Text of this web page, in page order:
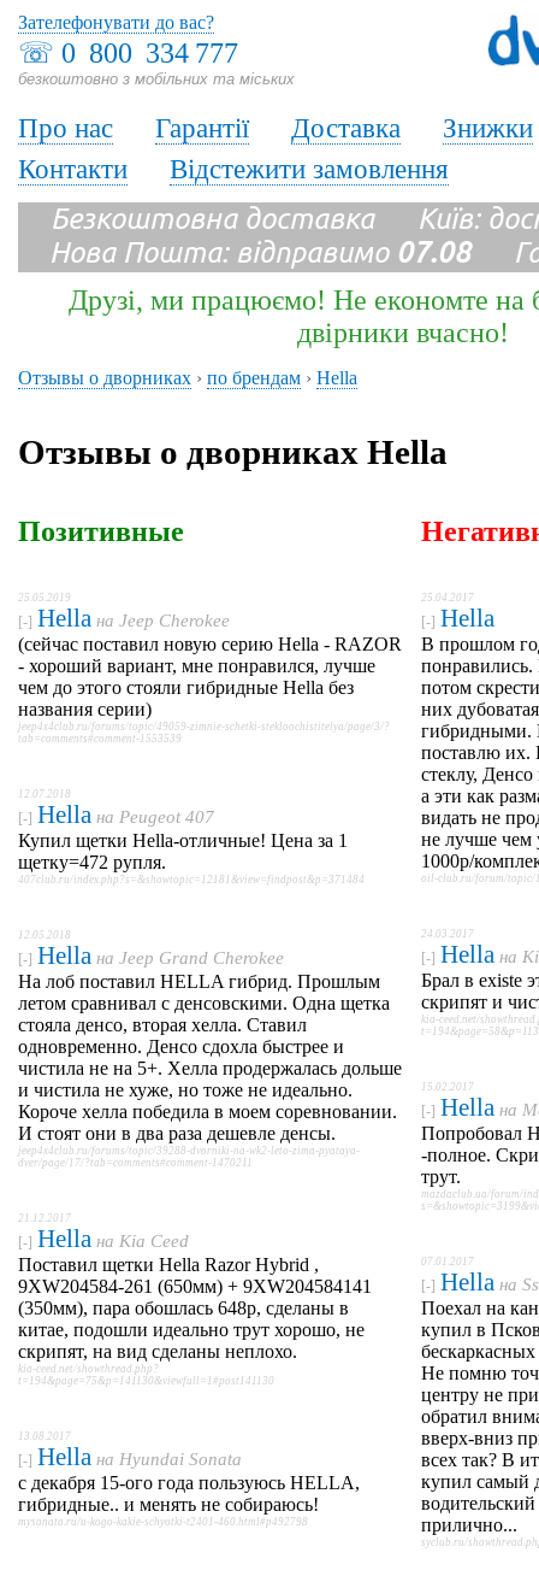
☏ 0 800 334 777
безкоштовно з мобільних та міських
Зателефонувати до вас?
Про нас Гарантії Доставка
Знижки
Контакти
Відстежити замовлення
Безкоштовна доставка Київ:
Нова Пошта: відправимо 07.08
Друзі, ми працюємо! Не економте на
двірники вчасно!
Отзывы о дворниках › по брендам › Hella
Отзывы о дворниках Hella
Позитивные
25.05.2019
[-] Hella на Jeep Cherokee
(сейчас поставил новую серию Hella - RAZOR
- хороший вариант, мне понравился, лучше
чем до этого стояли гибридные Hella без
названия серии)
jeep4x4club.ru/forums/topic/49059-zimnie-schetki-stekloochistitelya/page/3/?
tab=comments#comment-1553539
12.07.2018
[-] Hella на Peugeot 407
Купил щетки Hella-отличные! Цена за 1
щетку=472 рупля.
407club.ru/index.php?s=&showtopic=12181&view=findpost&p=371484
12.05.2018
[-] Hella на Jeep Grand Cherokee
На лоб поставил HELLA гибрид. Прошлым
летом сравнивал с денсовскими. Одна щетка
стояла денсо, вторая хелла. Ставил
одновременно. Денсо сдохла быстрее и
чистила не на 5+. Хелла продержалась дольше
и чистила не хуже, но тоже не идеально.
Короче хелла победила в моем соревновании.
И стоят они в два раза дешевле денсы.
jeep4x4club.ru/forums/topic/39288-dvorniki-na-wk2-leto-zima-pyataya-
dver/page/17/?tab=comments#comment-1470211
21.12.2017
[-] Hella на Kia Ceed
Поставил щетки Hella Razor Hybrid ,
9XW204584-261 (650мм) + 9XW204584141
(350мм), пара обошлась 648р, сделаны в
китае, подошли идеально трут хорошо, не
скрипят, на вид сделаны неплохо.
kia-ceed.net/showthread.php?
t=194&page=75&p=141130&viewfull=1#post141130
13.08.2017
[-] Hella на Hyundai Sonata
с декабря 15-ого года пользуюсь HELLA,
гибридные.. и менять не собираюсь!
mysonata.ru/u-kogo-kakie-schyotki-t2401-460.html#p492798
25.04.2017
[-] Hella
В прошлом
понравились.
потом
них
гибридными.
поставлю их.
стеклу,
а эти как
видать не
не лучше чем
1000р/
oil-club.ru/forum/topic/
24.03.2017
[-] Hella на
Брал в existe
скрипят и
kia-ceed.net/
15.02.2017
[-] Hella на
Попробовал
-полное.
трут.
mazdaclub.ua/forum/
07.01.2017
[-] Hella на
Поехал на
купил в
Не помню
центру не
обратил
вверх-вниз
всех так? В
купил самый
прилично...
syclub.ru/